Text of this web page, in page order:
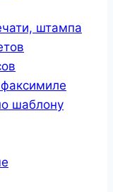
штампа
шаблону